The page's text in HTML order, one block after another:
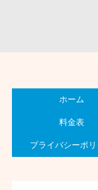
ホーム
料金表
プライバシーポ